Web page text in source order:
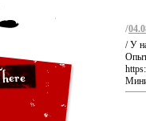
/
/ У